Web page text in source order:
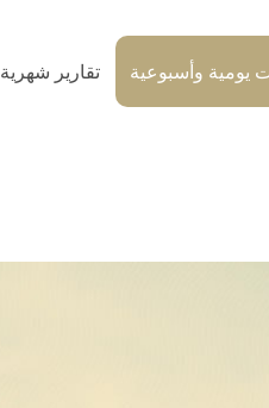
يومية وأسبوعية تقارير شهرية